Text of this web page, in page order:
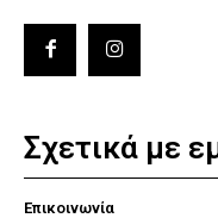
Σχετικά με
Επικοινωνία